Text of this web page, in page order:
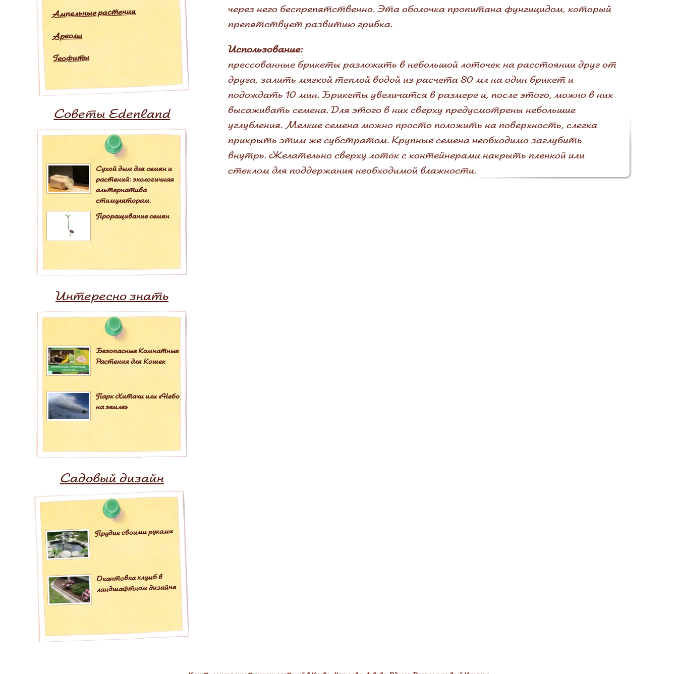
Ампельные растения
Ареолы
Геофиты
Советы Edenland
Сухой дым для семян и
растений: экологичная
альтернатива
стимуляторам.
Проращивание семян
Интересно знать
Безопасные Комнатные
Растения для Кошек
Парк Хитачи или «Небо
на земле»
Садовый дизайн
Прудик своими руками
Окантовка клумб в
ландшафтном дизайне
через него беспрепятственно. Эта оболочка пропитана фунгицидом, который
препятствует развитию грибка.
Использование:
прессованные брикеты разложить в небольшой лоточек на расстоянии друг от
друга, залить мягкой теплой водой из расчета 80 мл на один брикет и
подождать 10 мин. Брикеты увеличатся в размере и, после этого, можно в них
высаживать семена. Для этого в них сверху предусмотрены небольшие
углубления. Мелкие семена можно просто положить на поверхность, слегка
прикрыть этим же субстратом. Крупные семена необходимо заглубить
внутрь. Желательно сверху лоток с контейнерами накрыть пленкой или
стеклом для поддержания необходимой влажности.